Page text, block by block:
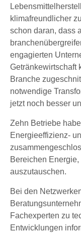
klimafreundlicher
schon daran, dass
engagierten
Getränkewirtschaft
Branche
notwendige
jetzt noch besser
Zehn Betriebe
Energieeffizienz-
Bereichen
auszutauschen.
Bei den
Fachexperten zu
Entwicklungen